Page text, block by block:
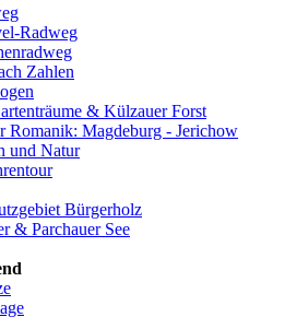
Radweg
Zahlen
& Külzauer Forst
Romanik: Magdeburg - Jerichow
und Natur
Bürgerholz
& Parchauer See